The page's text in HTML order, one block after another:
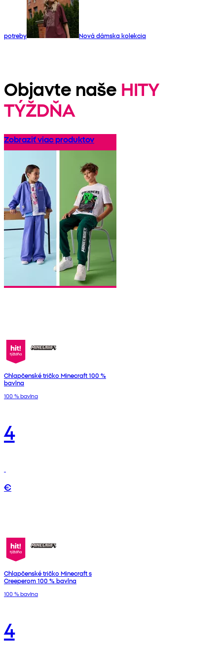
potreby Nová dámska kolekcia
Objavte naše HITY
TÝŽDŇA
Zobraziť viac produktov
Chlapčenské tričko Minecraft 100 %
bavlna
100 % bavlna
4
€
Chlapčenské tričko Minecraft s
Creeperom 100 % bavlna
100 % bavlna
4